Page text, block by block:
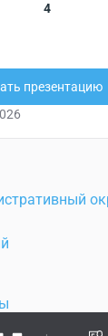
4
презентацию